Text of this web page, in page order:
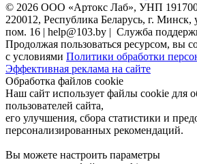
© 2026 ООО «Артокс Лаб», УНП
220012, Республика Беларусь, г. Минск,
пом. 16 | help@103.by | Служба
Продолжая пользоваться ресурсом, вы
с условиями Политики обработки
Эффективная реклама на сайте
Обработка файлов cookie
Наш сайт использует файлы cookie для
пользователей сайта,
его улучшения, сбора статистики и
персонализированных рекомендаций.
Вы можете настроить параметры